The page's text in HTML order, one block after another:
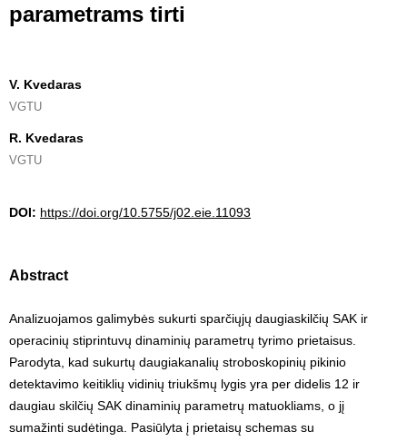
parametrams tirti
V. Kvedaras
VGTU
R. Kvedaras
VGTU
DOI: https://doi.org/10.5755/j02.eie.11093
Abstract
Analizuojamos galimybės sukurti sparčiųjų daugiaskilčių SAK ir
operacinių stiprintuvų dinaminių parametrų tyrimo prietaisus.
Parodyta, kad sukurtų daugiakanalių stroboskopinių pikinio
detektavimo keitiklių vidinių triukšmų lygis yra per didelis 12 ir
daugiau skilčių SAK dinaminių parametrų matuokliams, o jį
sumažinti sudėtinga. Pasiūlyta į prietaisų schemas su